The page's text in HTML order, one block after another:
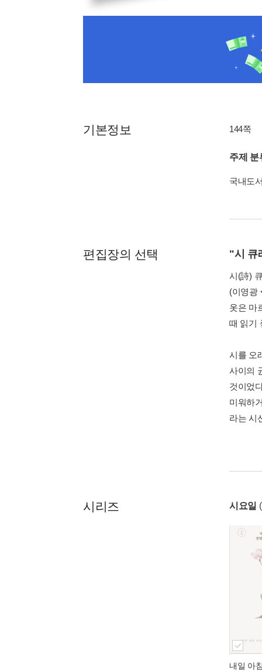
기본정보 144쪽
주제 분
국내도
편집장의 선택 "시 큐
시(詩)
(이영광
옷은 마
때 읽기
시를 오
사이의
것이었
미워하
라는 시
시리즈 시요일
내일 아